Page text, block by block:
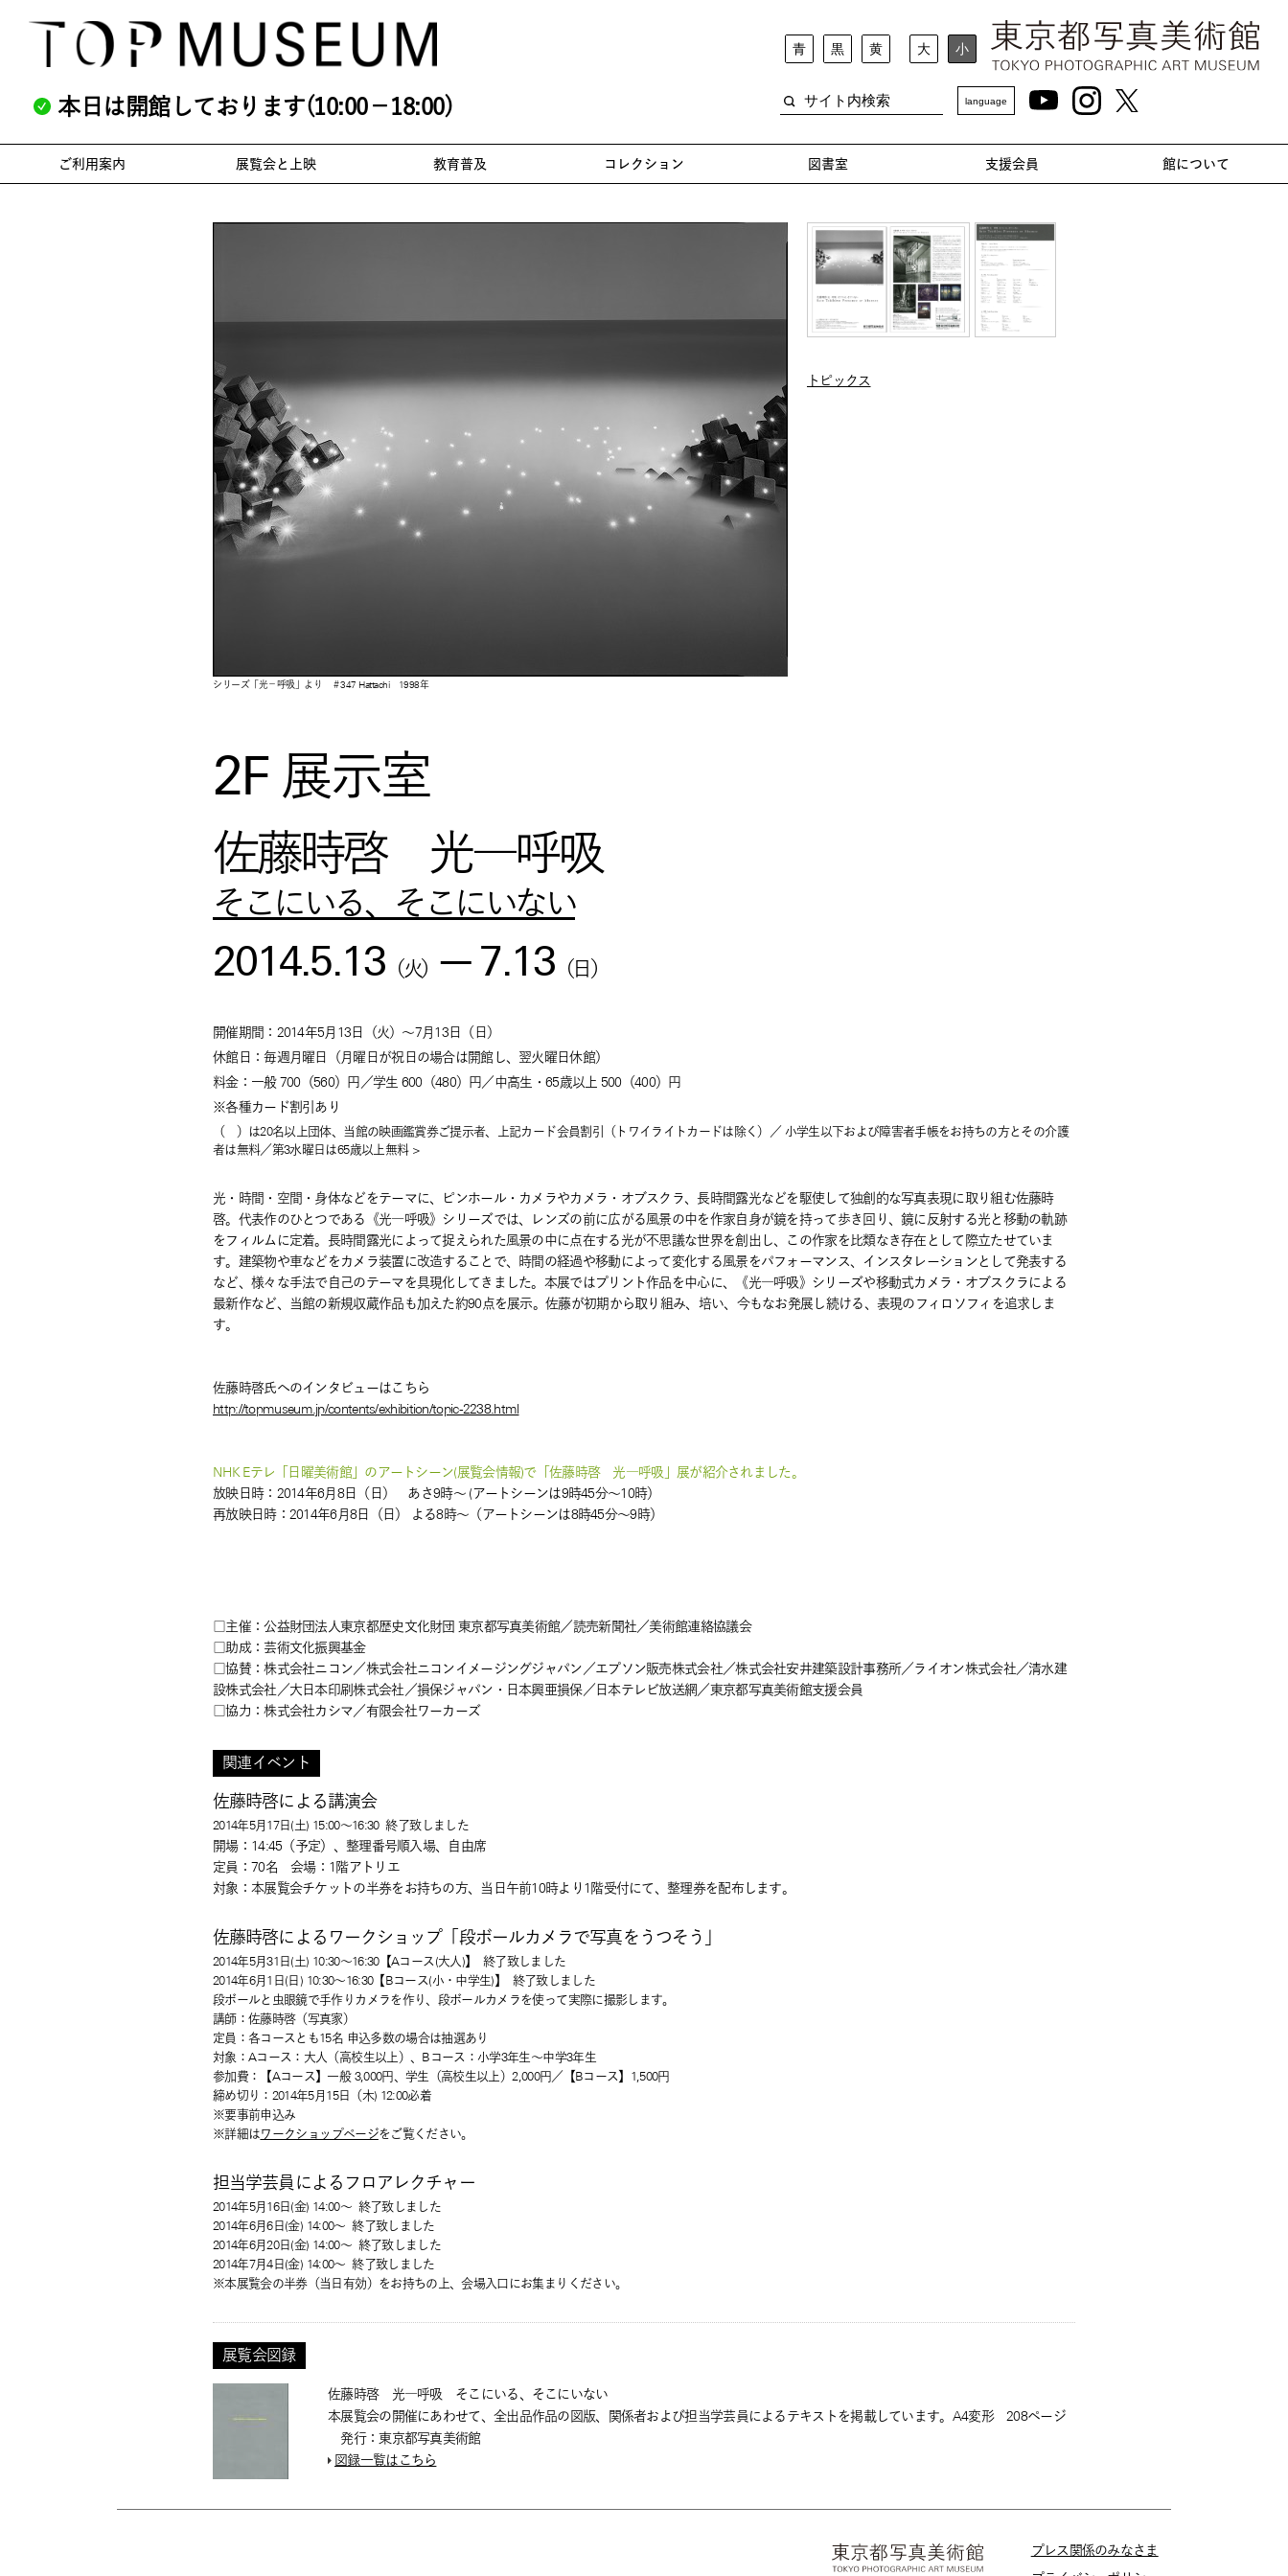
本日は開館しております(10:00－18:00)
青 黒 黄 大 小
language
ご利用案内 展覧会と上映 教育普及 コレクション 図書室 支援会員 館について
シリーズ「光－呼吸」より ＃347 Hattachi 1998年
トピックス
2F 展示室
佐藤時啓 光―呼吸
そこにいる、そこにいない
2014.5.13（火） — 7.13（日）
開催期間： 2014年5月13日 （火） ～7月13日 （ 日）
休館日：毎週月曜日（月曜日が祝日の場合は開館し、翌火曜日休館）
料金： 一般 700（560）円／学生 600（480）円／中高生・65歳以上 500（400）円
※各種カード割引あり
（ ）は20名以上団体、当館の映画鑑賞券ご提示者、上記カード会員割引（トワイライトカードは除く）／ 小学生以下および障害者手帳をお持ちの方とその介護
者は無料／第3水曜日は65歳以上無料 >
光・時間・空間・身体などをテーマに、ピンホール・カメラやカメラ・オブスクラ、長時間露光などを駆使して独創的な写真表現に取り組む佐藤時
啓。代表作のひとつである《光―呼吸》シリーズでは、レンズの前に広がる風景の中を作家自身が鏡を持って歩き回り、鏡に反射する光と移動の軌跡
をフィルムに定着。長時間露光によって捉えられた風景の中に点在する光が不思議な世界を創出し、この作家を比類なき存在として際立たせていま
す。建築物や車などをカメラ装置に改造することで、時間の経過や移動によって変化する風景をパフォーマンス、インスタレーションとして発表する
など、様々な手法で自己のテーマを具現化してきました。本展ではプリント作品を中心に、《光―呼吸》シリーズや移動式カメラ・オブスクラによる
最新作など、当館の新規収蔵作品も加えた約90点を展示。佐藤が初期から取り組み、培い、今もなお発展し続ける、表現のフィロソフィを追求しま
す。
佐藤時啓氏へのインタビューはこちら
http://topmuseum.jp/contents/exhibition/topic-2238.html
NHK Eテレ「日曜美術館」のアートシーン(展覧会情報)で「佐藤時啓 光―呼吸」展が紹介されました。
放映日時：2014年6月8日（日） あさ9時～ (アートシーンは9時45分～10時）
再放映日時：2014年6月8日（日） よる8時～（アートシーンは8時45分～9時）
□主催：公益財団法人東京都歴史文化財団 東京都写真美術館／読売新聞社／美術館連絡協議会
□助成：芸術文化振興基金
□協賛：株式会社ニコン／株式会社ニコンイメージングジャパン／エプソン販売株式会社／株式会社安井建築設計事務所／ライオン株式会社／清水建
設株式会社／大日本印刷株式会社／損保ジャパン・日本興亜損保／日本テレビ放送網／東京都写真美術館支援会員
□協力：株式会社カシマ／有限会社ワーカーズ
関連イベント
佐藤時啓による講演会
2014年5月17日(土) 15:00～16:30終了致しました
開場：14:45（予定）、整理番号順入場、自由席
定員：70名 会場：1階アトリエ
対象：本展覧会チケットの半券をお持ちの方、当日午前10時より1階受付にて、整理券を配布します。
佐藤時啓によるワークショップ「段ボールカメラで写真をうつそう」
2014年5月31日(土) 10:30～16:30【Aコース(大人)】 終了致しました
2014年6月1日(日) 10:30～16:30【Bコース(小・中学生)】 終了致しました
段ボールと虫眼鏡で手作りカメラを作り、段ボールカメラを使って実際に撮影します。
講師：佐藤時啓（写真家）
定員：各コースとも15名 申込多数の場合は抽選あり
対象：Aコース：大人（高校生以上）、Bコース：小学3年生～中学3年生
参加費：【Aコース】一般 3,000円、学生（高校生以上）2,000円／【Bコース】1,500円
締め切り：2014年5月15日（木) 12:00必着
※要事前申込み
※詳細はワークショップページをご覧ください。
担当学芸員によるフロアレクチャー
2014年5月16日(金) 14:00～ 終了致しました
2014年6月6日(金) 14:00～終了致しました
2014年6月20日(金) 14:00～ 終了致しました
2014年7月4日(金) 14:00～終了致しました
※本展覧会の半券（当日有効）をお持ちの上、会場入口にお集まりください。
展覧会図録
佐藤時啓 光―呼吸 そこにいる、そこにいない
本展覧会の開催にあわせて、全出品作品の図版、関係者および担当学芸員によるテキストを掲載しています。A4変形 208ページ
発行：東京都写真美術館
図録一覧はこちら
プレス関係のみなさま